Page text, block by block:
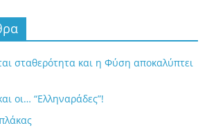
σταθερότητα και η Φύση αποκαλύπτει
οι… “Ελληναράδες”!